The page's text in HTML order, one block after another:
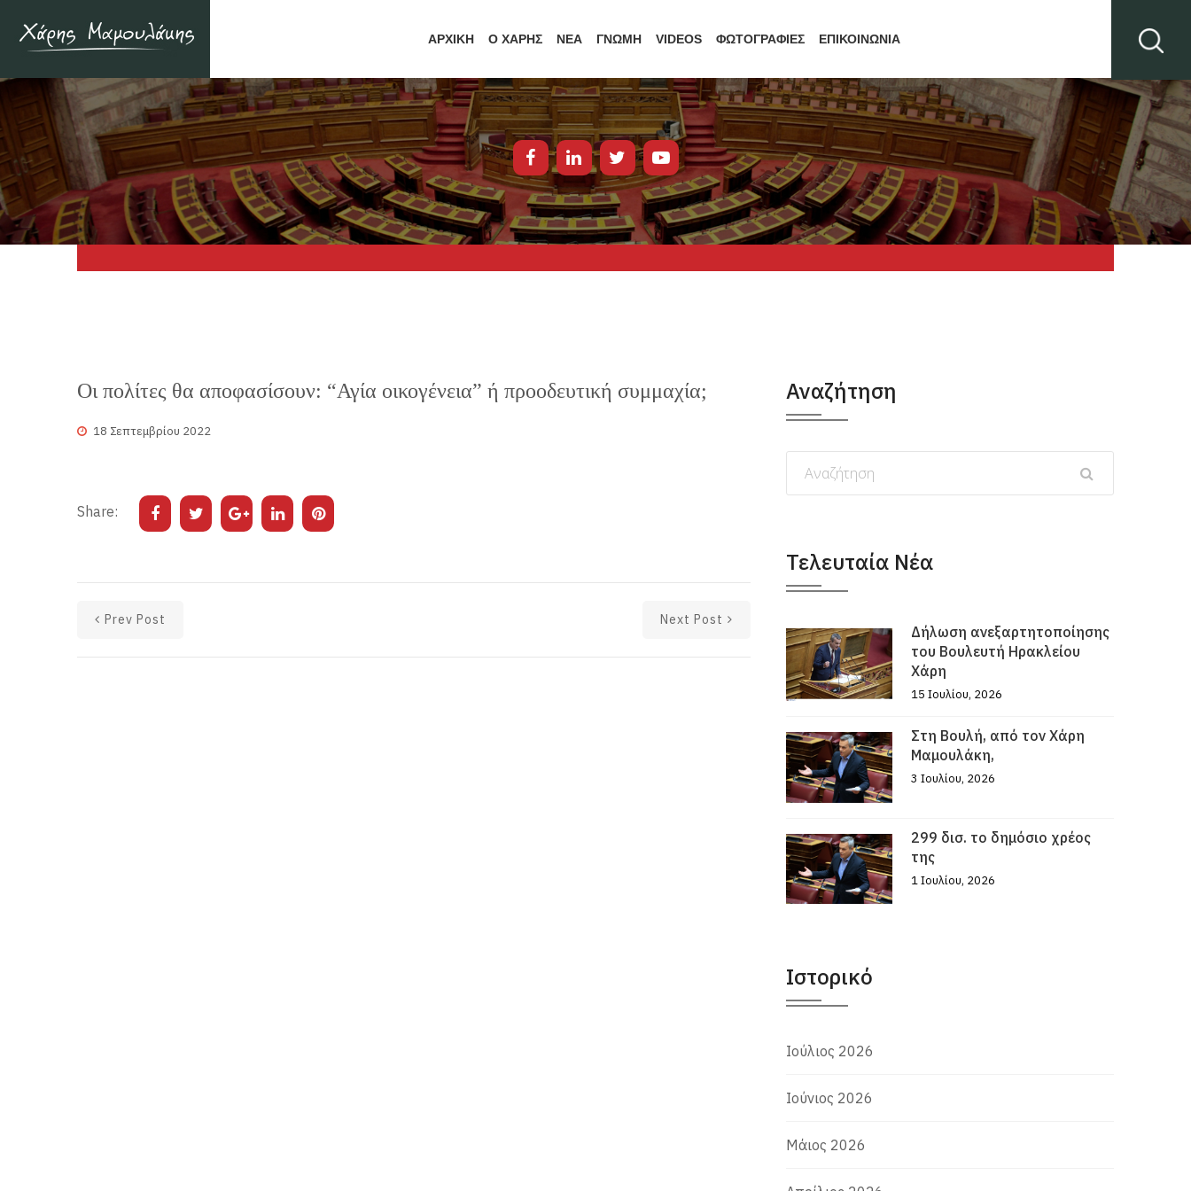
ΑΡΧΙΚΗ Ο ΧΑΡΗΣ ΝΕΑ ΓΝΩΜΗ VIDEOS ΦΩΤΟΓΡΑΦΙΕΣ ΕΠΙΚΟΙΝΩΝΙΑ
Οι πολίτες θα αποφασίσουν: “Αγία οικογένεια” ή προοδευτική συμμαχία;
18 Σεπτεμβρίου 2022
Share:
Prev Post Next Post
Αναζήτηση
Τελευταία Νέα
Δήλωση ανεξαρτητοποίησης
του Βουλευτή Ηρακλείου
Χάρη
15 Ιουλίου, 2026
Στη Βουλή, από τον Χάρη
Μαμουλάκη,
3 Ιουλίου, 2026
299 δισ. το δημόσιο χρέος
της
1 Ιουλίου, 2026
Ιστορικό
Ιούλιος 2026
Ιούνιος 2026
Μάιος 2026